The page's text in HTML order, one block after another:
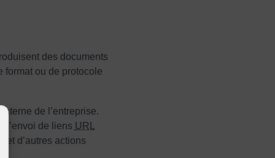
des documents
format ou de protocole
de l’entreprise.
l’envoi de liens URL
et d’autres actions